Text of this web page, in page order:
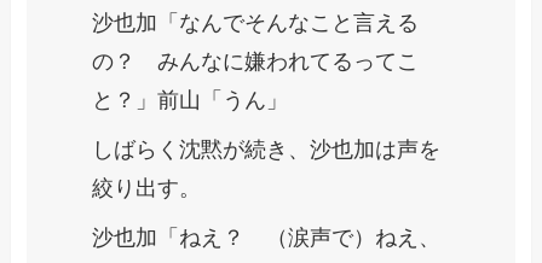
沙也加「なんでそんなこと言える
の？ みんなに嫌われてるってこ
と？」前山「うん」
しばらく沈黙が続き、沙也加は声を
絞り出す。
沙也加「ねえ？ （涙声で）ねえ、